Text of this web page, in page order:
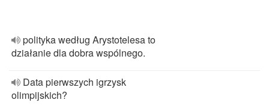
polityka według Arystotelesa to
działanie dla dobra wspólnego.
Data pierwszych igrzysk
olimpijskich?